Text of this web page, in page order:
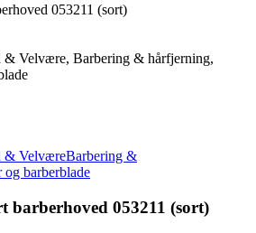
053211 (sort)
& Velvære, Barbering & hårfjerning,
& VelværeBarbering &
og barberblade
barberhoved 053211 (sort)